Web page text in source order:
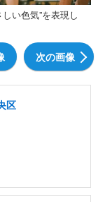
い色気”を表現し
次の画像
区